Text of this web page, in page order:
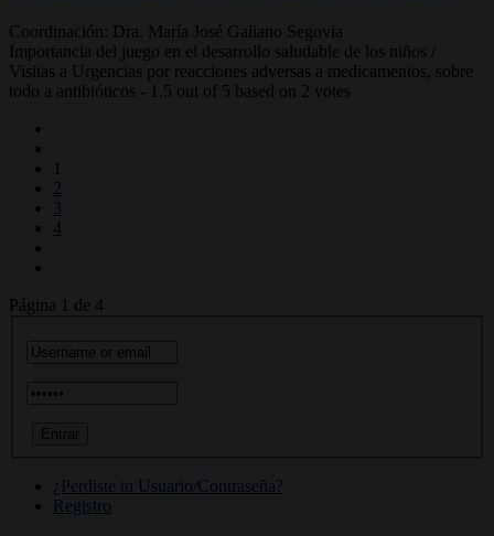
Coordinación: Dra. María José Galiano Segovia
Importancia del juego en el desarrollo saludable de los niños /
Visitas a Urgencias por reacciones adversas a medicamentos, sobre
todo a antibióticos - 1.5 out of 5 based on 2 votes
1
2
3
4
Página 1 de 4
¿Perdiste tu Usuario/Contraseña?
Registro